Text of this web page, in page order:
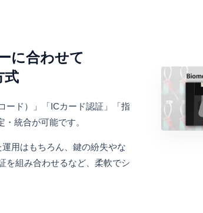
に合わせて
式
ード）」「ICカード認証」「指
統合が可能です。
用はもちろん、鍵の紛失やな
を組み合わせるなど、柔軟でシ